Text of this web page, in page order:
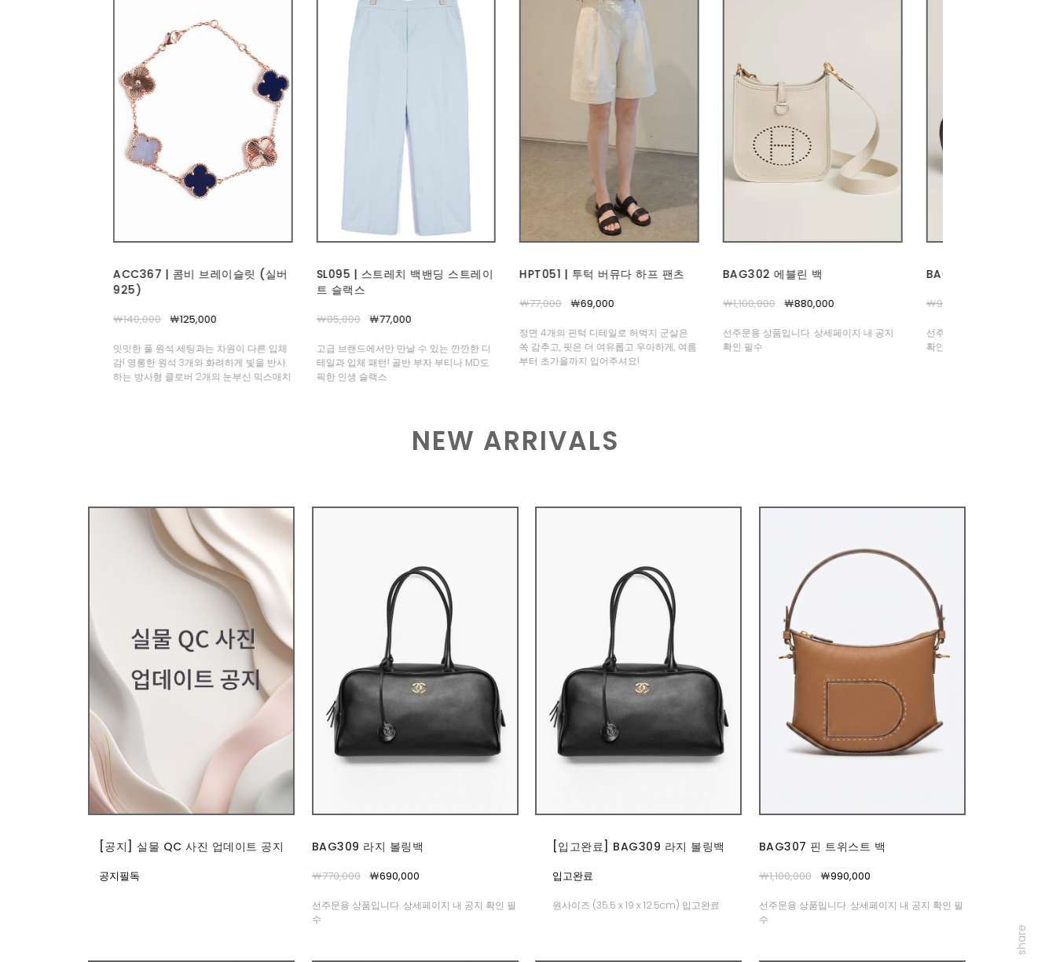
share
SL095 | 스트레치 백밴딩 스트레이
트 슬랙스
￦85,000 ￦77,000
고급 브랜드에서만 만날 수 있는 깐깐한 디
테일과 입체 패턴! 골반 부자 부티나 MD도
픽한 인생 슬랙스
HPT051 | 투턱 버뮤다 하프 팬츠
쏙 감추고, 핏은 더 여유롭고 우아하게, 여름
부터 초가을까지 입어주셔요!
BAG302 에블린 백
￦1,100,000 ￦880,000
선주문용 상품입니다. 상세페이지 내 공지
확인 필수
BAG302 가든파티
￦990,000 ￦790,000
선주문용 상품입니다. 상세페이지 내 공지
확인 필수
PT655 | 배색 스트라이
여름부터 중가을까지 쭈욱- 상
NEW ARRIVALS
[공지] 실물 QC 사진 업데이트 공지
공지필독
BAG309 라지 볼링백
￦770,000 ￦690,000
선주문용 상품입니다. 상세페이지 내 공지 확인 필
수
[입고완료] BAG309 라지 볼링백
입고완료
원사이즈 (35.5 x 19 x 12.5cm) 입고완료
BAG307 핀 트위스트 백
￦1,100,000 ￦990,000
선주문용 상품입니다. 상세페이지 내 공지 확인 필
수